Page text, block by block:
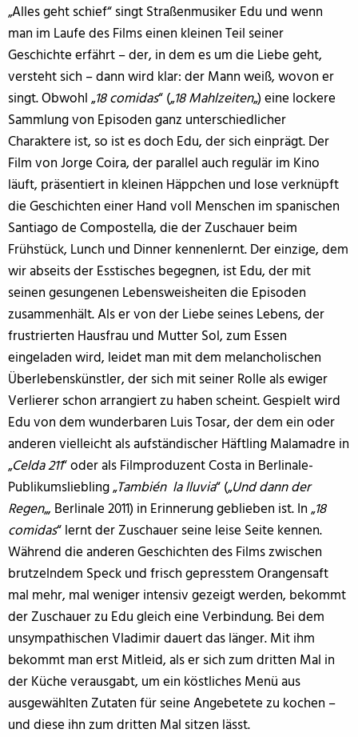
„Alles geht schief“ singt Straßenmusiker Edu und wenn
man im Laufe des Films einen kleinen Teil seiner
Geschichte erfährt – der, in dem es um die Liebe geht,
versteht sich – dann wird klar: der Mann weiß, wovon er
singt. Obwohl „18 comidas“ („18 Mahlzeiten„) eine lockere
Sammlung von Episoden ganz unterschiedlicher
Charaktere ist, so ist es doch Edu, der sich einprägt. Der
Film von Jorge Coira, der parallel auch regulär im Kino
läuft, präsentiert in kleinen Häppchen und lose verknüpft
die Geschichten einer Hand voll Menschen im spanischen
Santiago de Compostella, die der Zuschauer beim
Frühstück, Lunch und Dinner kennenlernt. Der einzige, dem
wir abseits der Esstisches begegnen, ist Edu, der mit
seinen gesungenen Lebensweisheiten die Episoden
zusammenhält. Als er von der Liebe seines Lebens, der
frustrierten Hausfrau und Mutter Sol, zum Essen
eingeladen wird, leidet man mit dem melancholischen
Überlebenskünstler, der sich mit seiner Rolle als ewiger
Verlierer schon arrangiert zu haben scheint. Gespielt wird
Edu von dem wunderbaren Luis Tosar, der dem ein oder
anderen vielleicht als aufständischer Häftling Malamadre in
„Celda 211“ oder als Filmproduzent Costa in Berlinale-
Publikumsliebling „También la lluvia“ („Und dann der
Regen„, Berlinale 2011) in Erinnerung geblieben ist. In „18
comidas“ lernt der Zuschauer seine leise Seite kennen.
Während die anderen Geschichten des Films zwischen
brutzelndem Speck und frisch gepresstem Orangensaft
mal mehr, mal weniger intensiv gezeigt werden, bekommt
der Zuschauer zu Edu gleich eine Verbindung. Bei dem
unsympathischen Vladimir dauert das länger. Mit ihm
bekommt man erst Mitleid, als er sich zum dritten Mal in
der Küche verausgabt, um ein köstliches Menü aus
ausgewählten Zutaten für seine Angebetete zu kochen –
und diese ihn zum dritten Mal sitzen lässt.